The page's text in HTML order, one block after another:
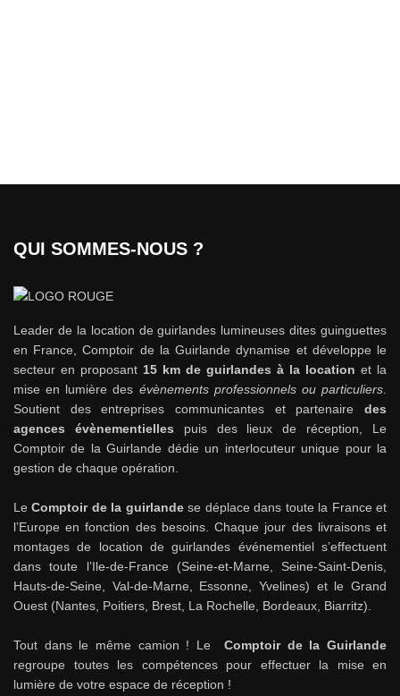
QUI SOMMES-NOUS ?
Leader de la location de guirlandes lumineuses dites guinguettes
en France, Comptoir de la Guirlande dynamise et développe le
secteur en proposant 15 km de guirlandes à la location et la
mise en lumière des évènements professionnels ou particuliers
Soutient des entreprises communicantes et partenaire des
agences évènementielles puis des lieux de réception, Le
Comptoir de la Guirlande dédie un interlocuteur unique pour la
gestion de chaque opération.
LeComptoir de la guirlandese déplace dans toute la France et
l’Europe en fonction des besoins. Chaque jour des livraisons et
montages de location de guirlandes événementiel s’effectuent
dans toute l’Ile-de-France (Seine-et-Marne, Seine-Saint-Denis,
Hauts-de-Seine, Val-de-Marne, Essonne, Yvelines) et le Grand
Ouest (Nantes, Poitiers, Brest, La Rochelle, Bordeaux, Biarritz).
Tout dans le même camion ! Le
Comptoir de la Guirlande
regroupe toutes les compétences pour effectuer la mise en
lumière de votre espace de réception !